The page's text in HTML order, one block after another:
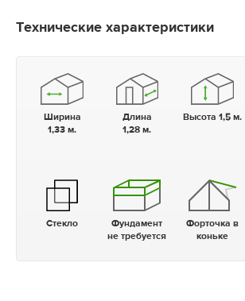
Технические характеристики
Ширина
1,33 м.
Длина
1,28 м.
Высота 1,5 м.
Стекло
Фундамент
не требуется
Форточка в
коньке